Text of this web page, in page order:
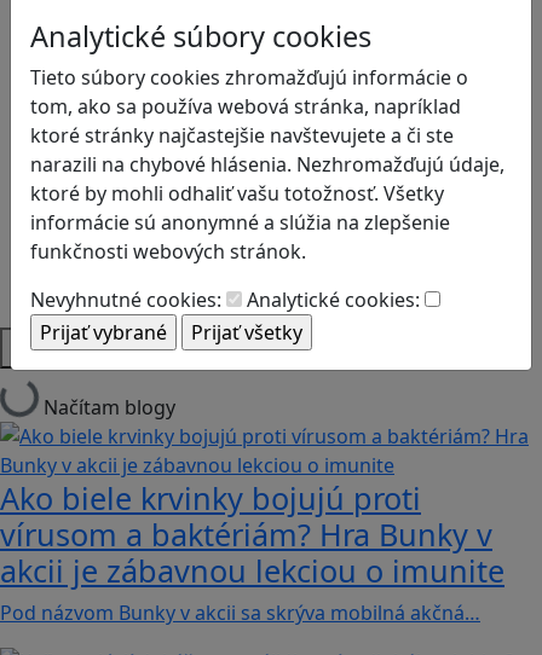
Analytické súbory cookies
Tieto súbory cookies zhromažďujú informácie o
tom, ako sa používa webová stránka, napríklad
ktoré stránky najčastejšie navštevujete a či ste
narazili na chybové hlásenia. Nezhromažďujú údaje,
ktoré by mohli odhaliť vašu totožnosť. Všetky
informácie sú anonymné a slúžia na zlepšenie
funkčnosti webových stránok.
Nevyhnutné cookies:
Analytické cookies:
Kreativita
Kritické myslenie
Kyberšikana
Logické myslenie
Ľudské práva a tolerancia
Motorika a koncentrácia
Programovanie/Technika
Sociálne zručnosti a kooperácia
Strategické myslenie
Zdravie a pohyb
Platformy
Načítam blogy
Ako biele krvinky bojujú proti
vírusom a baktériám? Hra Bunky v
akcii je zábavnou lekciou o imunite
Pod názvom Bunky v akcii sa skrýva mobilná akčná…